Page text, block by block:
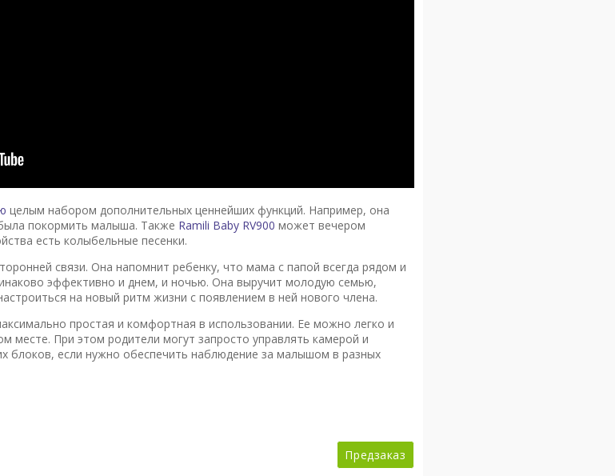
целым набором дополнительных ценнейших функций. Например, она
покормить малыша. Также Ramili Baby RV900 может вечером
есть колыбельные песенки.
связи. Она напомнит ребенку, что мама с папой всегда рядом и
эффективно и днем, и ночью. Она выручит молодую семью,
на новый ритм жизни с появлением в ней нового члена.
простая и комфортная в использовании. Ее можно легко и
месте. При этом родители могут запросто управлять камерой и
блоков, если нужно обеспечить наблюдение за малышом в разных
Предзаказ